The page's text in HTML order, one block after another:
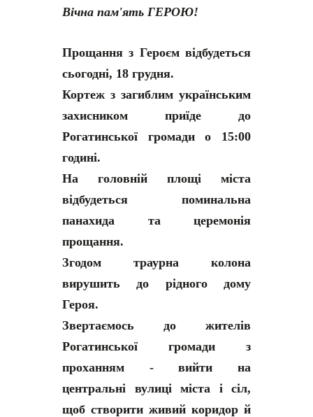
Вічна пам'ять ГЕРОЮ!
Прощання з Героєм відбудеться
сьогодні, 18 грудня.
Кортеж з загиблим українським
захисником приїде до
Рогатинської громади о 15:00
годині.
На головній площі міста
відбудеться поминальна
панахида та церемонія
прощання.
Згодом траурна колона
вирушить до рідного дому
Героя.
Звертаємось до жителів
Рогатинської громади з
проханням - вийти на
центральні вулиці міста і сіл,
щоб створити живий коридор й